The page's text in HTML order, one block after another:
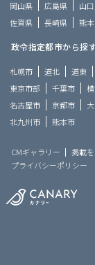
岡山県
広島県 山
佐賀県
長崎県 熊
政令指定都市から探
札幌市 道北 道東
東京市部
千葉市
名古屋市
京都市
北九州市
熊本市
CMギャラリー 掲載
プライバシーポリシー